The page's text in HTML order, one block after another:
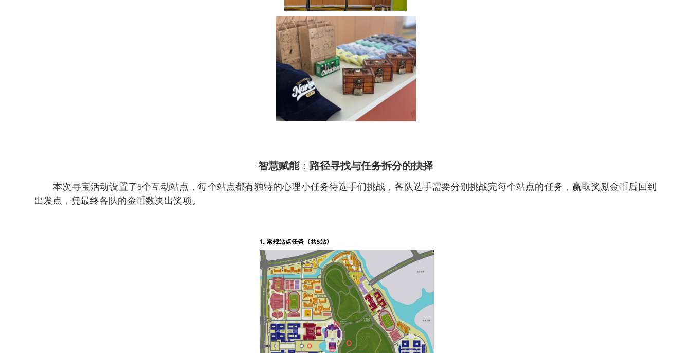
智慧赋能：路径寻找与任务拆分的抉择
本次寻宝活动设置了5个互动站点，每个站点都有独特的心理小任务待选手们挑战，各队选手需要分别挑战完每个站点的任务，赢取奖励金币后回到
出发点，凭最终各队的金币数决出奖项。